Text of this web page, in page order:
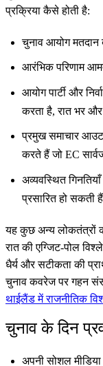
प्रक्रिया कैसे होती है:
चुनाव आयोग मतदान
आरंभिक परिणाम
आयोग पार्टी और
करता है, रात भर
प्रमुख समाचार
करते हैं जो EC
अव्यवस्थित
प्रसारित हो सकती
यह कुछ अन्य लोकतंत्रों
रात की एग्जिट-पोल
धैर्य और सटीकता की
चुनाव कवरेज पर गहन
थाईलैंड में राजनीतिक
चुनाव के दिन
अपनी सोशल